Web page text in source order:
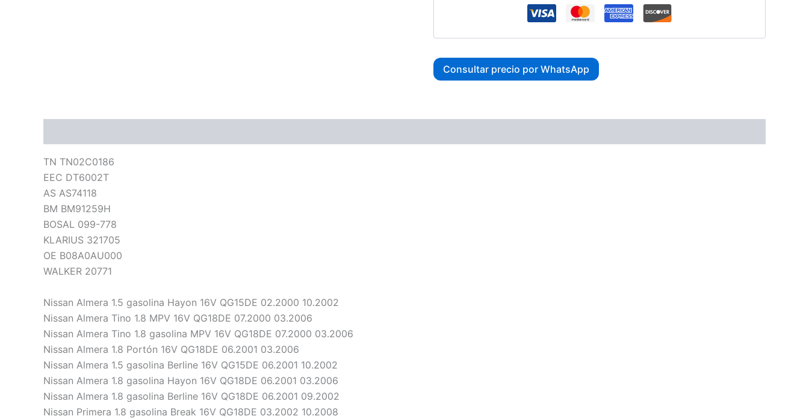
Consultar precio por WhatsApp
TN TN02C0186
EEC DT6002T
AS AS74118
BM BM91259H
BOSAL 099-778
KLARIUS 321705
OE B08A0AU000
WALKER 20771
Nissan Almera 1.5 gasolina Hayon 16V QG15DE 02.2000 10.2002
Nissan Almera Tino 1.8 MPV 16V QG18DE 07.2000 03.2006
Nissan Almera Tino 1.8 gasolina MPV 16V QG18DE 07.2000 03.2006
Nissan Almera 1.8 Portón 16V QG18DE 06.2001 03.2006
Nissan Almera 1.5 gasolina Berline 16V QG15DE 06.2001 10.2002
Nissan Almera 1.8 gasolina Hayon 16V QG18DE 06.2001 03.2006
Nissan Almera 1.8 gasolina Berline 16V QG18DE 06.2001 09.2002
Nissan Primera 1.8 gasolina Break 16V QG18DE 03.2002 10.2008